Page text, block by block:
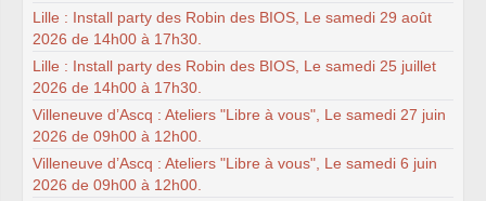
Lille : Install party des Robin des BIOS, Le samedi 29 août
2026 de 14h00 à 17h30.
Lille : Install party des Robin des BIOS, Le samedi 25 juillet
2026 de 14h00 à 17h30.
Villeneuve d’Ascq : Ateliers "Libre à vous", Le samedi 27 juin
2026 de 09h00 à 12h00.
Villeneuve d’Ascq : Ateliers "Libre à vous", Le samedi 6 juin
2026 de 09h00 à 12h00.